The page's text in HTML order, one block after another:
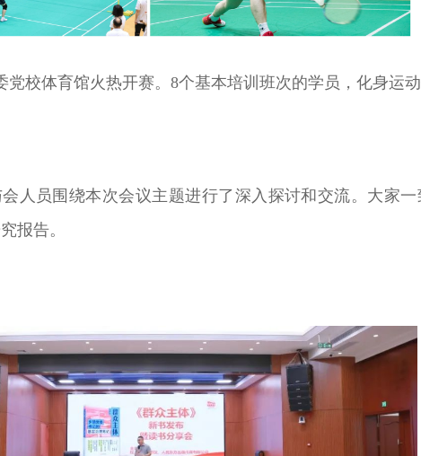
校体育馆火热开赛。8个基本培训班次的学员，化身运
人员围绕本次会议主题进行了深入探讨和交流。大家
报告。